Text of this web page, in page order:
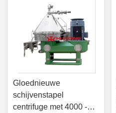
Gloednieuwe
schijvenstapel
centrifuge met 4000 -